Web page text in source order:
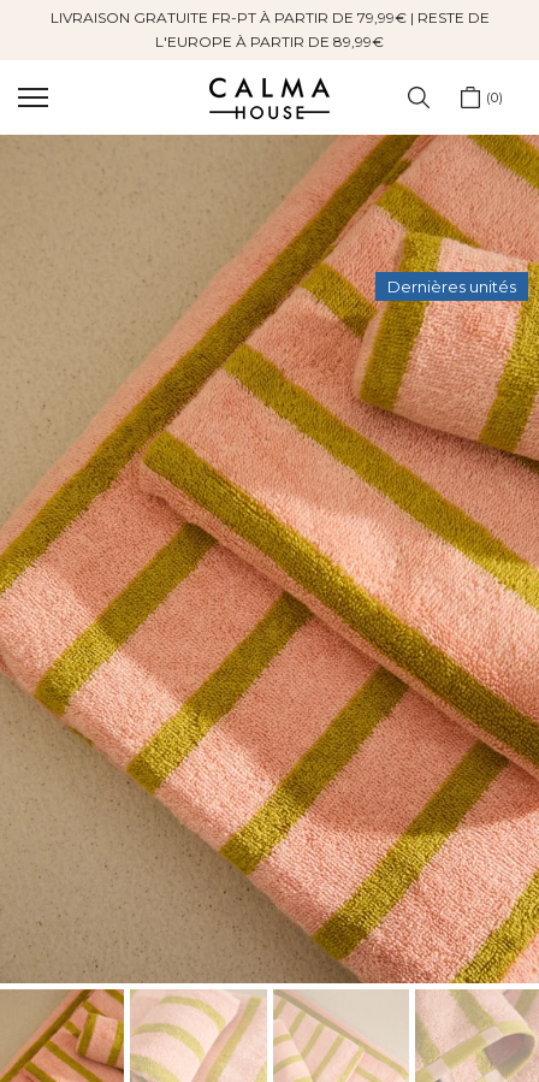
SauterLIVRAISON GRATUITE FR-PT À PARTIR DE 79,99€ | RESTE DE
L'EUROPE À PARTIR DE 89,99€
0
Dernières unités